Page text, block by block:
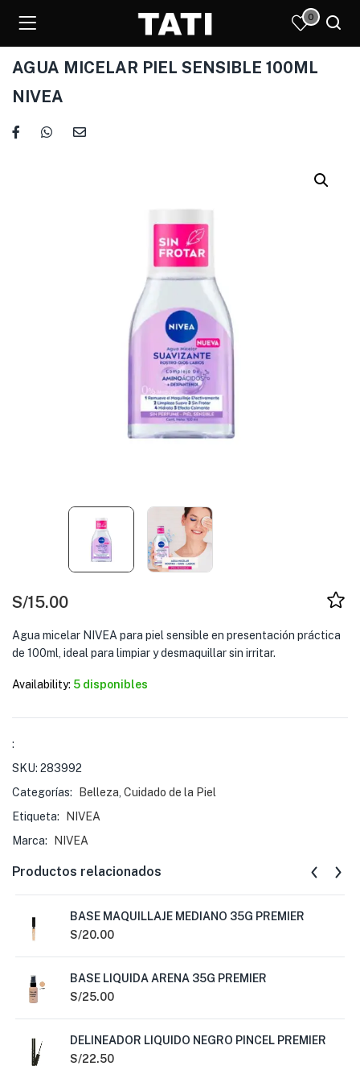
0
AGUA MICELAR PIEL SENSIBLE 100ML
NIVEA
S/15.00
Agua micelar NIVEA para piel sensible en presentación práctica
de 100ml, ideal para limpiar y desmaquillar sin irritar.
Availability: 5 disponibles
:
SKU: 283992
Categorías:
Belleza Cuidado de la Piel
Etiqueta:
NIVEA
Marca:
NIVEA
Productos relacionados
BASE MAQUILLAJE MEDIANO 35G PREMIER
S/20.00
BASE LIQUIDA ARENA 35G PREMIER
S/25.00
DELINEADOR LIQUIDO NEGRO PINCEL PREMIER
S/22.50